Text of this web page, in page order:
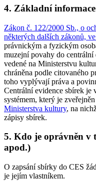
4. Základní
Zákon č. 122/2000 Sb., o
některých dalších zákonů,
právnickým a fyzickým
muzejní povahy do
vedené na Ministerstvu
chráněna podle citovaného
toho vyplývají práva a
Centrální evidence sbírek je
systémem, který je zveřejněn
Ministerstva kultury, na
zápisy sbírek.
5. Kdo je oprávněn v
apod.)
O zapsání sbírky do CES
je jejím vlastníkem.